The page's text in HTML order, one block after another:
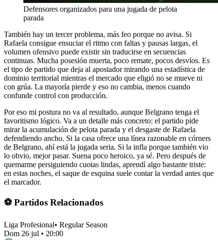
Defensores organizados para una jugada de pelota
parada
También hay un tercer problema, más feo porque no avisa. Si
Rafaela consigue ensuciar el ritmo con faltas y pausas largas, el
volumen ofensivo puede existir sin traducirse en secuencias
continuas. Mucha posesión muerta, poco remate, pocos desvíos. Es
el tipo de partido que deja al apostador mirando una estadística de
dominio territorial mientras el mercado que eligió no se mueve ni
con grúa. La mayoría pierde y eso no cambia, menos cuando
confunde control con producción.
Por eso mi postura no va al resultado, aunque Belgrano tenga el
favoritismo lógico. Va a un detalle más concreto: el partido pide
mirar la acumulación de pelota parada y el desgaste de Rafaela
defendiendo ancho. Si la casa ofrece una línea razonable en córners
de Belgrano, ahí está la jugada seria. Si la infla porque también vio
lo obvio, mejor pasar. Suena poco heroico, ya sé. Pero después de
quemarme persiguiendo cuotas lindas, aprendí algo bastante triste:
en estas noches, el saque de esquina suele contar la verdad antes que
el marcador.
⚽ Partidos Relacionados
Liga Profesional• Regular Season
Dom 26 jul • 20:00